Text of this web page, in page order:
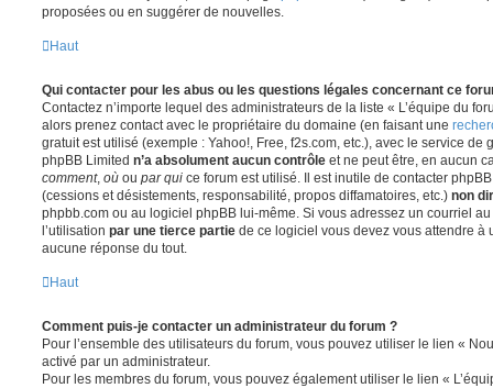
proposées ou en suggérer de nouvelles.
Haut
Qui contacter pour les abus ou les questions légales concernant ce
Contactez n’importe lequel des administrateurs de la liste « L’équipe du
alors prenez contact avec le propriétaire du domaine (en faisant une
gratuit est utilisé (exemple : Yahoo!, Free, f2s.com, etc.), avec le service de
phpBB Limited n’a absolument aucun contrôle et ne peut être, en aucun
comment, où ou par qui ce forum est utilisé. Il est inutile de contacter
(cessions et désistements, responsabilité, propos diffamatoires, etc.) non
phpbb.com ou au logiciel phpBB lui-même. Si vous adressez un courriel
l’utilisation par une tierce partie de ce logiciel vous devez vous attendre à
aucune réponse du tout.
Haut
Comment puis-je contacter un administrateur du forum ?
Pour l’ensemble des utilisateurs du forum, vous pouvez utiliser le lien «
activé par un administrateur.
Pour les membres du forum, vous pouvez également utiliser le lien «